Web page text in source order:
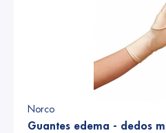
Norco
Guantes edema - dedos